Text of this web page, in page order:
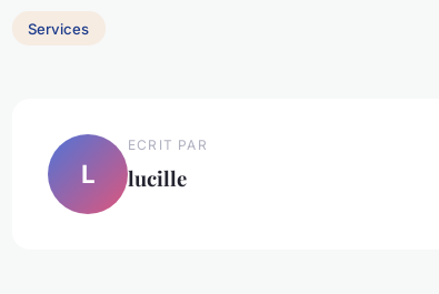
Services
L
ECRIT PAR
lucille